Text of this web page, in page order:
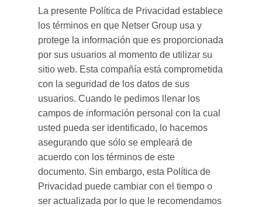
La presente Política de Privacidad establece
los términos en que Netser Group usa y
protege la información que es proporcionada
por sus usuarios al momento de utilizar su
sitio web. Esta compañía está comprometida
con la seguridad de los datos de sus
usuarios. Cuando le pedimos llenar los
campos de información personal con la cual
usted pueda ser identificado, lo hacemos
asegurando que sólo se empleará de
acuerdo con los términos de este
documento. Sin embargo, esta Política de
Privacidad puede cambiar con el tiempo o
ser actualizada por lo que le recomendamos